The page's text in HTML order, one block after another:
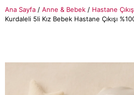
Ana Sayfa / Anne & Bebek / Hastane
Kurdaleli 5li Kız Bebek Hastane Çıkışı